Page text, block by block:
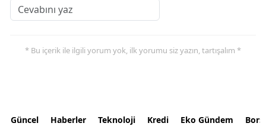
* Bu içerik ile ilgili yorum yok, ilk yorumu siz yazın, tartışalım *
Güncel Haberler Teknoloji Kredi Eko Gündem